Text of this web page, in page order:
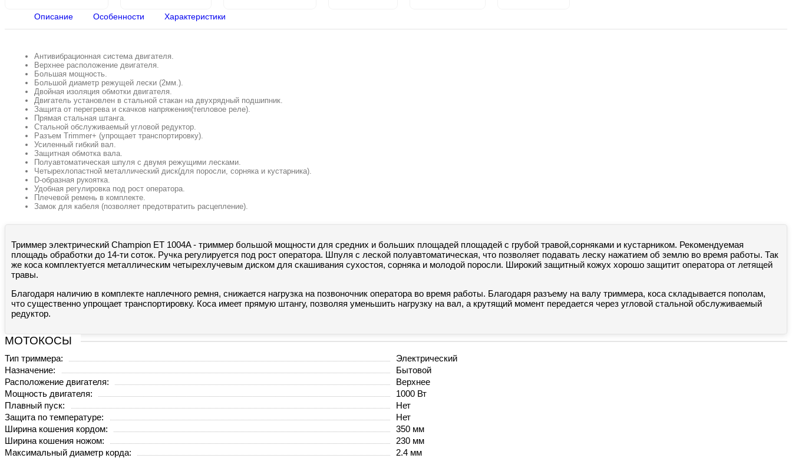
Описание Особенности Характеристики
Антивибрационная система двигателя.
Верхнее расположение двигателя.
Большая мощность.
Большой диаметр режущей лески (2мм.).
Двойная изоляция обмотки двигателя.
Двигатель установлен в стальной стакан на двухрядный подшипник.
Защита от перегрева и скачков напряжения(тепловое реле).
Прямая стальная штанга.
Стальной обслуживаемый угловой редуктор.
Разъем Trimmer+ (упрощает транспортировку).
Усиленный гибкий вал.
Защитная обмотка вала.
Полуавтоматическая шпуля с двумя режущими лесками.
Четырехлопастной металлический диск(для поросли, сорняка и кустарника).
D-образная рукоятка.
Удобная регулировка под рост оператора.
Плечевой ремень в комплекте.
Замок для кабеля (позволяет предотвратить расцепление).
Триммер электрический Champion ET 1004A - триммер большой мощности для средних и больших площадей площадей с грубой травой,сорняками и кустарником. Рекомендуемая
площадь обработки до 14-ти соток. Ручка регулируется под рост оператора. Шпуля с леской полуавтоматическая, что позволяет подавать леску нажатием об землю во время работы. Так
же коса комплектуется металлическим четырехлучевым диском для скашивания сухостоя, сорняка и молодой поросли. Широкий защитный кожух хорошо защитит оператора от летящей
травы.
Благодаря наличию в комплекте наплечного ремня, снижается нагрузка на позвоночник оператора во время работы. Благодаря разъему на валу триммера, коса складывается пополам,
что существенно упрощает транспортировку. Коса имеет прямую штангу, позволяя уменьшить нагрузку на вал, а крутящий момент передается через угловой стальной обслуживаемый
редуктор.
МОТОКОСЫ
Тип триммера:
Электрический
Назначение:
Бытовой
Расположение двигателя:
Верхнее
Мощность двигателя:
1000 Вт
Плавный пуск:
Нет
Защита по температуре:
Нет
Ширина кошения кордом:
350 мм
Ширина кошения ножом:
230 мм
Максимальный диаметр корда:
2.4 мм